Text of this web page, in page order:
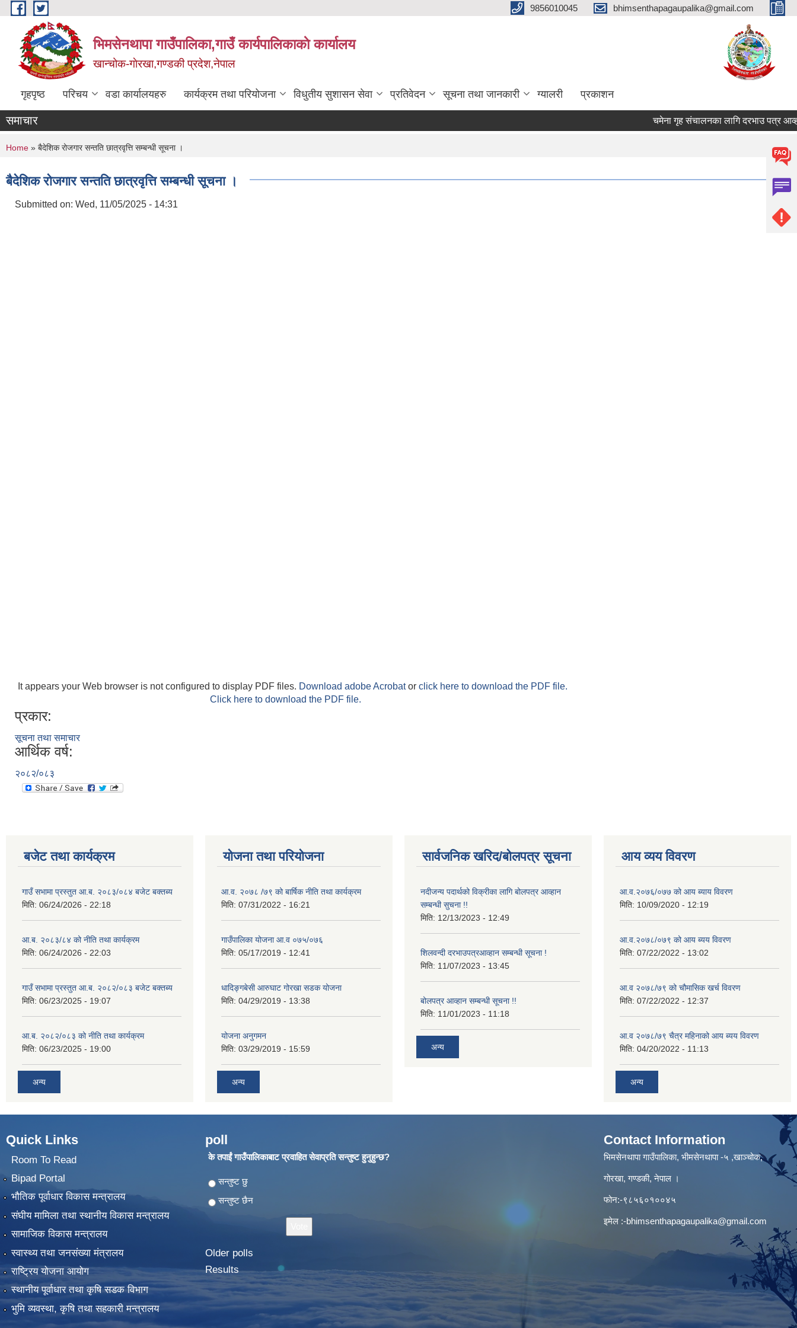
Skip to main content 9856010045 bhimsenthapagaupalika@gmail.com
भिमसेनथापा गाउँपालिका,गाउँ कार्यपालिकाकाे कार्यालय
खान्चोक-गाेरखा,गण्डकी प्रदेश,नेपाल
गृहपृष्ठ परिचय वडा कार्यालयहरु कार्यक्रम तथा परियोजना विधुतीय सुशासन सेवा प्रतिवेदन सूचना तथा जानकारी ग्यालरी प्रकाशन
समाचार चमेना गृह संचालनका लागि दरभाउ पत्र आव्हान
You are here
Home » बैदेशिक रोजगार सन्तति छात्रवृत्ति सम्बन्धी सूचना ।
बैदेशिक रोजगार सन्तति छात्रवृत्ति सम्बन्धी सूचना ।
Submitted on: Wed, 11/05/2025 - 14:31
It appears your Web browser is not configured to display PDF files. Download adobe Acrobator click here to download the PDF file.
Click here to download the PDF file.
प्रकार:
सूचना तथा समाचार
आर्थिक वर्ष:
२०८२/०८३
बजेट तथा कार्यक्रम
गाउँ सभामा प्रस्तुत आ.ब. २०८३/०८४ बजेट बक्तब्य
मिति: 06/24/2026 - 22:18
आ.ब. २०८३/८४ को नीति तथा कार्यक्रम
मिति: 06/24/2026 - 22:03
गाउँ सभामा प्रस्तुत आ.ब. २०८२/०८३ बजेट बक्तब्य
मिति: 06/23/2025 - 19:07
आ.ब. २०८२/०८३ को नीति तथा कार्यक्रम
मिति: 06/23/2025 - 19:00
अन्य
योजना तथा परियोजना
आ.व. २०७८ /७९ को बार्षिक नीति तथा कार्यक्रम
मिति: 07/31/2022 - 16:21
गाउँपालिका योजना आ.व ०७५/०७६
मिति: 05/17/2019 - 12:41
धादिङ्गबेसी आरुघाट गोरखा सडक योजना
मिति: 04/29/2019 - 13:38
योजना अनुगमन
मिति: 03/29/2019 - 15:59
अन्य
सार्वजनिक खरिद/बोलपत्र सूचना
नदीजन्य पदार्थको विक्रीका लागि बोलपत्र आव्हान
सम्बन्धी सुचना !!
मिति: 12/13/2023 - 12:49
शिलवन्दी दरभाउपत्रआव्हान सम्बन्धी सूचना !
मिति: 11/07/2023 - 13:45
बोलपत्र आव्हान सम्बन्धी सूचना !!
मिति: 11/01/2023 - 11:18
अन्य
आय व्यय विवरण
आ.व.२०७६/०७७ को आय ब्याय विवरण
मिति: 10/09/2020 - 12:19
आ.व.२०७८/०७९ को आय ब्यय विवरण
मिति: 07/22/2022 - 13:02
आ.व २०७८/७९ को चौमासिक खर्च विवरण
मिति: 07/22/2022 - 12:37
आ.व २०७८/७९ चैत्र महिनाको आय ब्यय विवरण
मिति: 04/20/2022 - 11:13
अन्य
Quick Links
Room To Read
Bipad Portal
भौतिक पूर्वाधार विकास मन्त्रालय
संघीय मामिला तथा स्थानीय विकास मन्त्रालय
सामाजिक विकास मन्त्रालय
स्वास्थ्य तथा जनसंख्या मंत्रालय
राष्ट्रिय योजना आयोग
स्थानीय पूर्वाधार तथा कृषि सडक विभाग
भुमि व्यवस्था, कृषि तथा सहकारी मन्त्रालय
poll
के तपाईं गाउँपालिकाबाट प्रवाहित सेवाप्रति सन्तुष्ट हुनुहुन्छ?
Choices
सन्तुष्ट छु
सन्तुष्ट छैन
Older polls
Results
Contact Information
भिमसेनथापा गाउँपालिका, भीमसेनथापा -५ ,खाञ्चोक,
गोरखा, गण्डकी, नेपाल ।
फोन:-९८५६०१००४५
इमेल :-bhimsenthapagaupalika@gmail.com